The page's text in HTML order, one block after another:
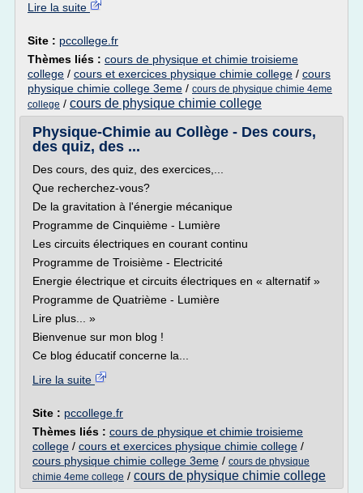
Lire la suite
Site : pccollege.fr
Thèmes liés : cours de physique et chimie troisieme
college / cours et exercices physique chimie college / cours
physique chimie college 3eme / cours de physique chimie 4eme
college / cours de physique chimie college
Physique-Chimie au Collège - Des cours,
des quiz, des ...
Des cours, des quiz, des exercices,...
Que recherchez-vous?
De la gravitation à l'énergie mécanique
Programme de Cinquième - Lumière
Les circuits électriques en courant continu
Programme de Troisième - Electricité
Energie électrique et circuits électriques en « alternatif »
Programme de Quatrième - Lumière
Lire plus... »
Bienvenue sur mon blog !
Ce blog éducatif concerne la...
Lire la suite
Site : pccollege.fr
Thèmes liés : cours de physique et chimie troisieme
college / cours et exercices physique chimie college /
cours physique chimie college 3eme / cours de physique
chimie 4eme college / cours de physique chimie college